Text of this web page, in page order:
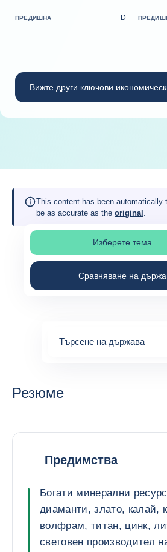
ПРЕДИШНА D
Вижте други ключови
This content has been automatically
be as accurate as the original .
Изберете тема
Изберете
Сравняване на
Търсене на държава
Резюме
Предимства
Богати минерални
диаманти, злато, калай,
волфрам, титан, цинк,
световен производител